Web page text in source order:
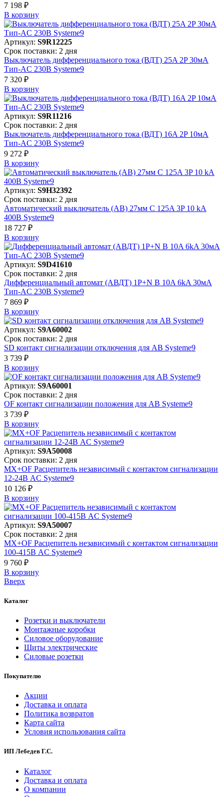
7 198 ₽
В корзинy
Артикул: S9R12225
Срок поставки: 2 дня
Выключатель дифференциального тока (ВДТ) 25A 2P 30мА
Тип-AC 230В Systeme9
7 320 ₽
В корзинy
Артикул: S9R11216
Срок поставки: 2 дня
Выключатель дифференциального тока (ВДТ) 16A 2P 10мА
Тип-AC 230В Systeme9
9 272 ₽
В корзинy
Артикул: S9H32392
Срок поставки: 2 дня
Автоматический выключатель (АВ) 27мм C 125A 3P 10 kA
400В Systeme9
18 727 ₽
В корзинy
Артикул: S9D41610
Срок поставки: 2 дня
Дифференциальный автомат (АВДТ) 1P+N B 10A 6kA 30мА
Тип-AC 230В Systeme9
7 869 ₽
В корзинy
Артикул: S9A60002
Срок поставки: 2 дня
SD контакт сигнализации отключения для АВ Systeme9
3 739 ₽
В корзинy
Артикул: S9A60001
Срок поставки: 2 дня
OF контакт сигнализации положения для АВ Systeme9
3 739 ₽
В корзинy
Артикул: S9A50008
Срок поставки: 2 дня
MX+OF Расцепитель независимый с контактом сигнализации
12-24В AC Systeme9
10 126 ₽
В корзинy
Артикул: S9A50007
Срок поставки: 2 дня
MX+OF Расцепитель независимый с контактом сигнализации
100-415В AC Systeme9
9 760 ₽
В корзинy
Вверх
Каталог
Розетки и выключатели
Монтажные коробки
Силовое оборудование
Щиты электрические
Силовые розетки
Покупателю
Акции
Доставка и оплата
Политика возвратов
Карта сайта
Условия использования сайта
ИП Лебедев Г.С.
Каталог
Доставка и оплата
О компании